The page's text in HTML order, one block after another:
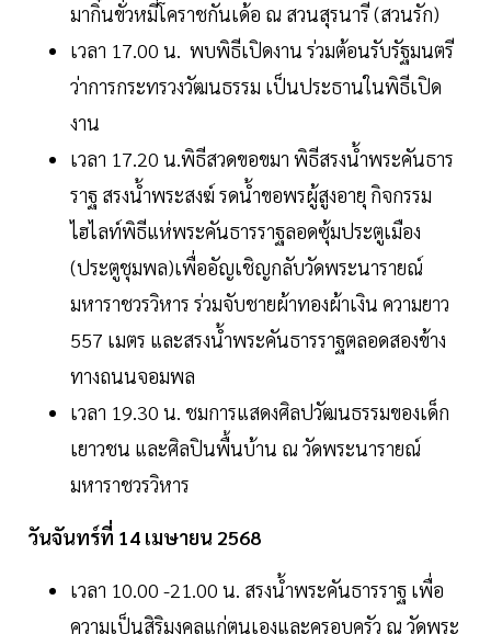
มากิ๋นขั่วหมี่โคราชกันเด้อ ณ สวนสุรนารี (สวนรัก)
เวลา 17.00 น. พบพิธีเปิดงาน ร่วมต้อนรับรัฐมนตรี
ว่าการกระทรวงวัฒนธรรม เป็นประธานในพิธีเปิด
งาน
เวลา 17.20 น.พิธีสวดขอขมา พิธีสรงน้ำพระคันธาร
ราฐ สรงน้ำพระสงฆ์ รดน้ำขอพรผู้สูงอายุ กิจกรรม
ไฮไลท์พิธีแห่พระคันธารราฐลอดซุ้มประตูเมือง
(ประตูชุมพล)เพื่ออัญเชิญกลับวัดพระนารายณ์
มหาราชวรวิหาร ร่วมจับชายผ้าทองผ้าเงิน ความยาว
557 เมตร และสรงน้ำพระคันธารราฐตลอดสองข้าง
ทางถนนจอมพล
เวลา 19.30 น. ชมการแสดงศิลปวัฒนธรรมของเด็ก
เยาวชน และศิลปินพื้นบ้าน ณ วัดพระนารายณ์
มหาราชวรวิหาร
วันจันทร์ที่ 14 เมษายน 2568
เวลา 10.00 -21.00 น. สรงน้ำพระคันธารราฐ เพื่อ
ความเป็นสิริมงคลแก่ตนเองและครอบครัว ณ วัดพระ